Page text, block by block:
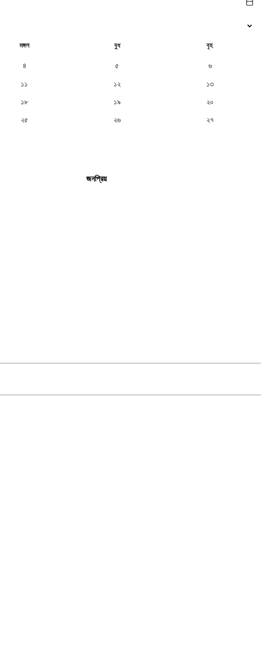
মঙ্গল বুধ বৃহ
৪ ৫ ৬
১১ ১২ ১৩
১৮ ১৯ ২০
২৫ ২৬ ২৭
জনপ্রিয়